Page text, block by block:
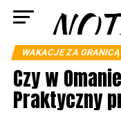
WAKACJE ZA GRANICĄ
Czy w
Praktyczny